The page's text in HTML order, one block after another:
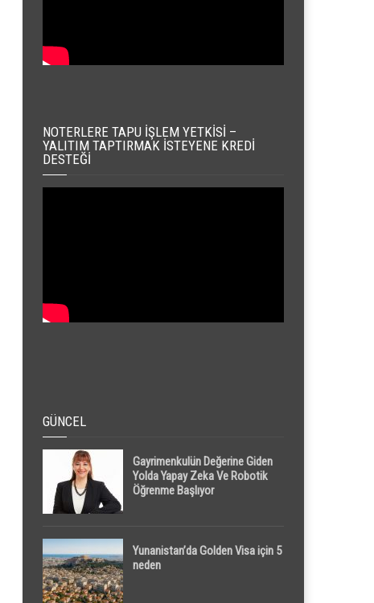
NOTERLERE TAPU İŞLEM YETKISI –
YALITIM TAPTIRMAK İSTEYENE KREDI
DESTEĞI
GÜNCEL
Gayrimenkulün Değerine Giden
Yolda Yapay Zeka Ve Robotik
Öğrenme Başlıyor
Yunanistan’da Golden Visa için 5
neden